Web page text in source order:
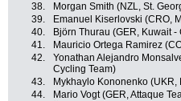
38.
Morgan Smith (NZL, St.
39.
Emanuel Kiserlovski (CRO,
40.
Björn Thurau (GER, Kuwait -
41.
Mauricio Ortega Ramirez
42.
Yonathan Alejandro
Cycling Team)
43. Mykhaylo Kononenko (UKR,
44.
Mario Vogt (GER, Attaque